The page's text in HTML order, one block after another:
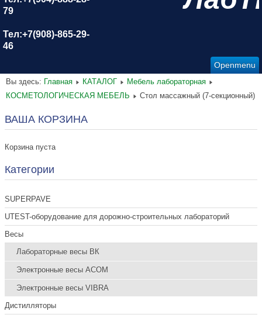
79
Тел:+7(908)-865-29-
46
Openmenu
Вы здесь: Главная КАТАЛОГ
Мебель лабораторная
КОСМЕТОЛОГИЧЕСКАЯ МЕБЕЛЬ
Стол массажный (7-секционный)
ВАША КОРЗИНА
Корзина пуста
Категории
SUPERPAVE
UTEST-оборудование для дорожно-строительных лабораторий
Весы
Лабораторные весы ВК
Электронные весы ACOM
Электронные весы VIBRA
Дистилляторы